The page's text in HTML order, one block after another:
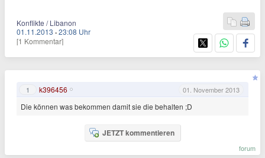
Konflikte / Libanon
01.11.2013 ·23:08 Uhr
[1 Kommentar]
1 k396456 01. November 2013
Die können was bekommen damit sie die behalten ;D
JETZT kommentieren
forum